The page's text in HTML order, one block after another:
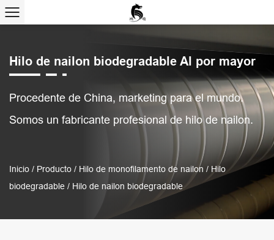
Hilo de nailon biodegradable Al por mayor
Procedente de China, marketing para el mundo.
Somos un fabricante profesional de hilo de nailon.
Inicio / Producto / Hilo de monofilamento de nailon / Hilo
biodegradable / Hilo de nailon biodegradable